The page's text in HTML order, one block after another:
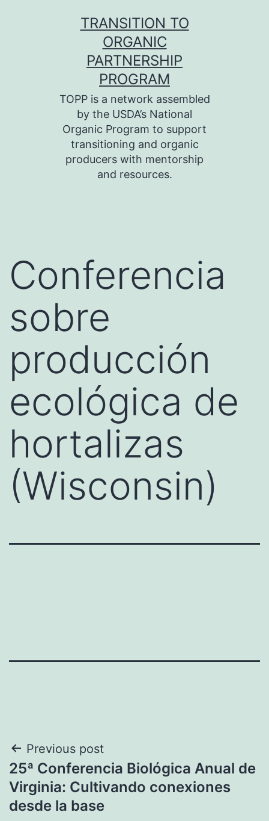
TRANSITION TO
ORGANIC
PARTNERSHIP
PROGRAM
TOPP is a network assembled
by the USDA’s National
Organic Program to support
transitioning and organic
producers with mentorship
and resources.
Conferencia
sobre
producción
ecológica de
hortalizas
(Wisconsin)
Navegación
de
entradas
Previous post
25ª Conferencia Biológica Anual de
Virginia: Cultivando conexiones
desde la base